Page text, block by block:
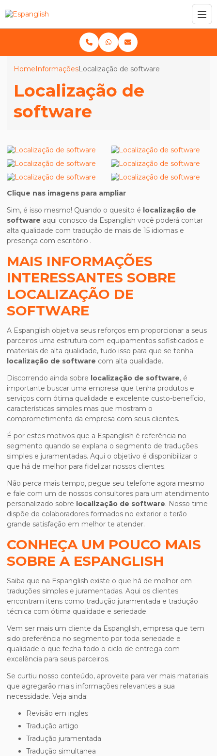
HomeInformaçõesLocalização de software
Localização de
software
Clique nas imagens para ampliar
Sim, é isso mesmo! Quando o quesito é localização de
software aqui conosco da Espanglish você poderá contar
alta qualidade com tradução de mais de 15 idiomas e
presença com escritório .
MAIS INFORMAÇÕES
INTERESSANTES SOBRE
LOCALIZAÇÃO DE
SOFTWARE
A Espanglish objetiva seus reforços em proporcionar a seus
parceiros uma estrutura com equipamentos sofisticados e
materiais de alta qualidade, tudo isso para que se tenha
localização de software com alta qualidade.
Discorrendo ainda sobre localização de software, é
importante buscar uma empresa que tenha produtos e
serviços com ótima qualidade e excelente custo-benefício,
características simples mas que mostram o
comprometimento da empresa com seus clientes.
É por estes motivos que a Espanglish é referência no
segmento quando se explana o segmento de traduções
simples e juramentadas. Aqui o objetivo é disponibilizar o
que há de melhor para fidelizar nossos clientes.
Não perca mais tempo, pegue seu telefone agora mesmo
e fale com um de nossos consultores para um atendimento
personalizado sobre localização de software. Nosso time
dispõe de colaboradores formados no exterior e terão
grande satisfação em melhor te atender.
CONHEÇA UM POUCO MAIS
SOBRE A ESPANGLISH
Saiba que na Espanglish existe o que há de melhor em
traduções simples e juramentadas. Aqui os clientes
encontram itens como tradução juramentada e tradução
técnica com ótima qualidade e seriedade.
Vem ser mais um cliente da Espanglish, empresa que tem
sido preferência no segmento por toda seriedade e
qualidade o que fecha todo o ciclo de entrega com
excelência para seus parceiros.
Se curtiu nosso conteúdo, aproveite para ver mais materiais
que agregarão mais informações relevantes a sua
necessidade. Veja ainda:
revisão em ingles
tradução artigo
tradução juramentada
tradução simultanea